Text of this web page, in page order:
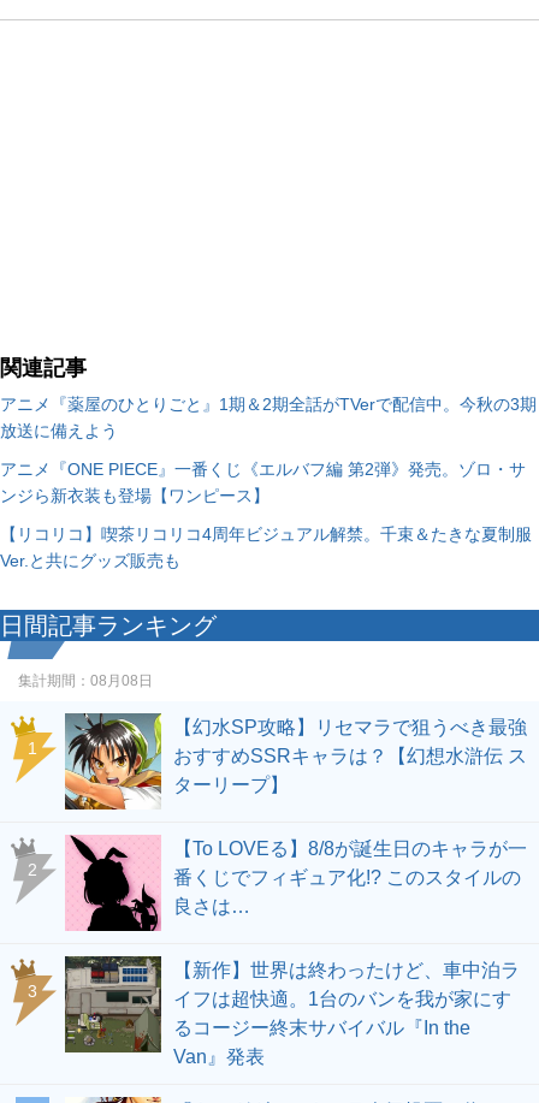
関連記事
アニメ『薬屋のひとりごと』1期＆2期全話がTVerで配信中。今秋の3期
放送に備えよう
アニメ『ONE PIECE』一番くじ《エルバフ編 第2弾》発売。ゾロ・サ
ンジら新衣装も登場【ワンピース】
【リコリコ】喫茶リコリコ4周年ビジュアル解禁。千束＆たきな夏制服
Ver.と共にグッズ販売も
日間記事ランキング
集計期間： 08月08日
1
【幻水SP攻略】リセマラで狙うべき最強
おすすめSSRキャラは？【幻想水滸伝 ス
ターリープ】
2
【To LOVEる】8/8が誕生日のキャラが一
番くじでフィギュア化!? このスタイルの
良さは…
3
【新作】世界は終わったけど、車中泊ラ
イフは超快適。1台のバンを我が家にす
るコージー終末サバイバル『In the
Van』発表